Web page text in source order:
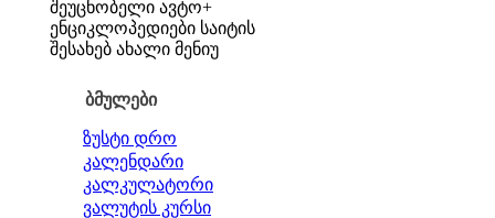
შეუცნობელი ავტო+
ენციკლოპედიები საიტის
შესახებ ახალი მენიუ
ბმულები
ზუსტი დრო
კალენდარი
კალკულატორი
ვალუტის კურსი